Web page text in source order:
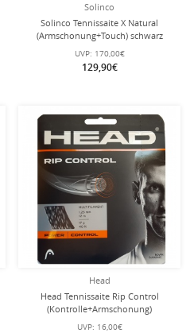
Solinco
Solinco Tennissaite X Natural
(Armschonung+Touch) schwarz
200m Rolle
UVP: 170,00€
129,90€
Head
Head Tennissaite Rip Control
(Kontrolle+Armschonung)
schwarz/weiss 12m Set
UVP: 16,00€